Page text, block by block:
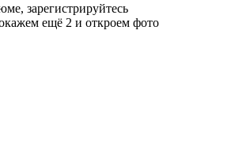
зарегистрируйтесь
ещё 2 и откроем фото